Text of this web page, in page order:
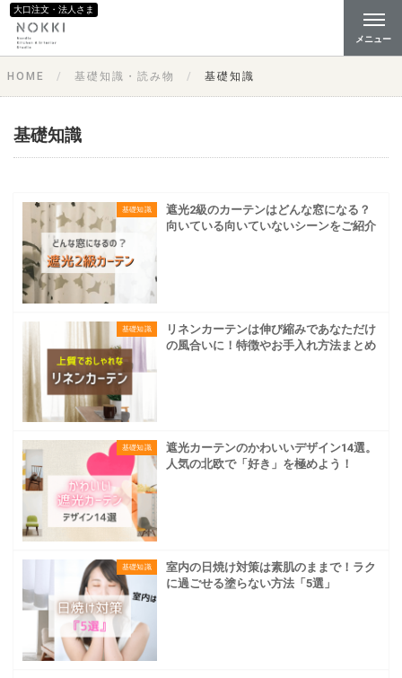
大口注文・法人さま
メニュー
HOME 基礎知識・読み物 基礎知識
基礎知識
基礎知識
遮光2級のカーテンはどんな窓になる？
向いている向いていないシーンをご紹介
基礎知識
リネンカーテンは伸び縮みであなただけ
の風合いに！特徴やお手入れ方法まとめ
基礎知識
遮光カーテンのかわいいデザイン14選。
人気の北欧で「好き」を極めよう！
基礎知識
室内の日焼け対策は素肌のままで！ラク
に過ごせる塗らない方法「5選」